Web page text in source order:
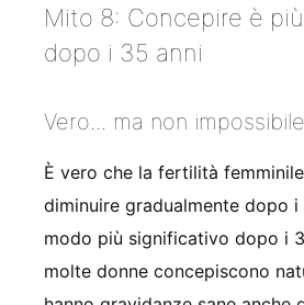
Mito 8: Concepire è
dopo i 35 anni
Vero... ma non impossibile
È vero che la fertilità
diminuire gradualmente dopo i
modo più significativo dopo i
molte donne concepiscono